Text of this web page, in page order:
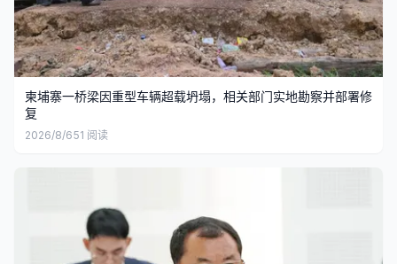
柬埔寨一桥梁因重型车辆超载坍塌，相关部门实地勘察并部署修
复
2026/8/651 阅读